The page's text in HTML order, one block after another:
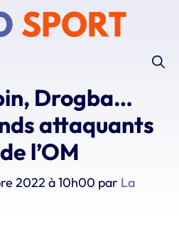
Drogba…
attaquants
l’OM
2022 à 10h00 par La